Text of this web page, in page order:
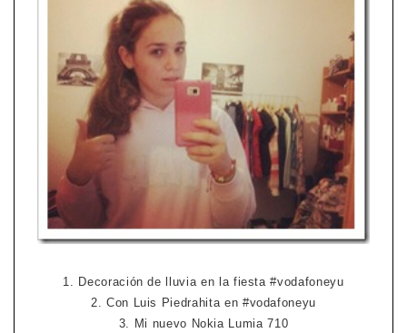
1. Decoración de lluvia en la fiesta #vodafoneyu
2. Con Luis Piedrahita en #vodafoneyu
3. Mi nuevo Nokia Lumia 710